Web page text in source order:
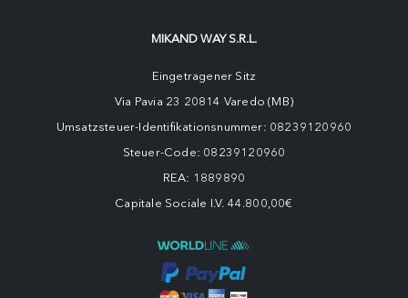
MIKAND WAY S.R.L.
Eingetragener Sitz
Via Pavia 23 20814 Varedo (MB)
Umsatzsteuer-Identifikationsnummer: 08239120960
Steuer-Code: 08239120960
REA: 1889890
Capitale Sociale I.V. 44.800,00€